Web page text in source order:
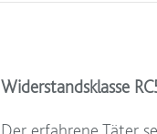
Widerstandsklasse